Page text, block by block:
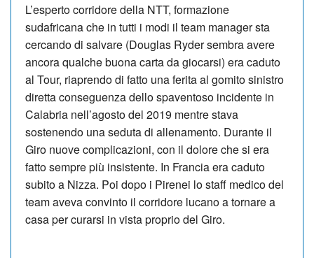
L’esperto corridore della NTT, formazione
sudafricana che in tutti i modi il team manager sta
cercando di salvare (Douglas Ryder sembra avere
ancora qualche buona carta da giocarsi) era caduto
al Tour, riaprendo di fatto una ferita al gomito sinistro
diretta conseguenza dello spaventoso incidente in
Calabria nell’agosto del 2019 mentre stava
sostenendo una seduta di allenamento. Durante il
Giro nuove complicazioni, con il dolore che si era
fatto sempre più insistente. In Francia era caduto
subito a Nizza. Poi dopo i Pirenei lo staff medico del
team aveva convinto il corridore lucano a tornare a
casa per curarsi in vista proprio del Giro.